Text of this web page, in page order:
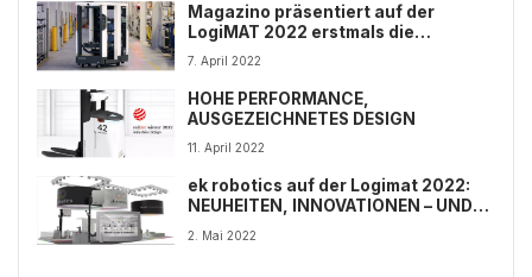
Magazino präsentiert auf der
LogiMAT 2022 erstmals die
Weiterentwicklung des
Roboters SOTO
7. April 2022
HOHE PERFORMANCE,
AUSGEZEICHNETES DESIGN
11. April 2022
ek robotics auf der Logimat 2022:
NEUHEITEN, INNOVATIONEN – UND
EINE WELTPREMIERE!
2. Mai 2022